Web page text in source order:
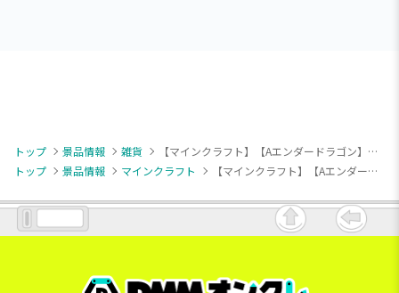
トップ 景品情報 雑貨
【マインクラフト】【Aエンダードラゴン】マインクラフト 大きな三段収納バスケット
トップ
景品情報 マインクラフト 【マインクラフト】【Aエンダードラゴン】マインクラフト 大きな三段収納バスケット